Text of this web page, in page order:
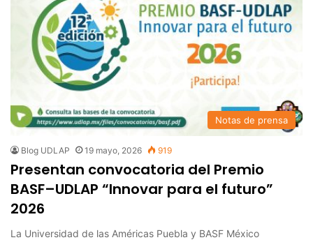
Notas de prensa
Blog UDLAP 19 mayo, 2026 919
Presentan convocatoria del Premio
BASF–UDLAP “Innovar para el futuro”
2026
La Universidad de las Américas Puebla y BASF México